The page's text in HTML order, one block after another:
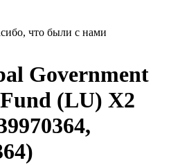
что были с нами
Government
(LU) X2